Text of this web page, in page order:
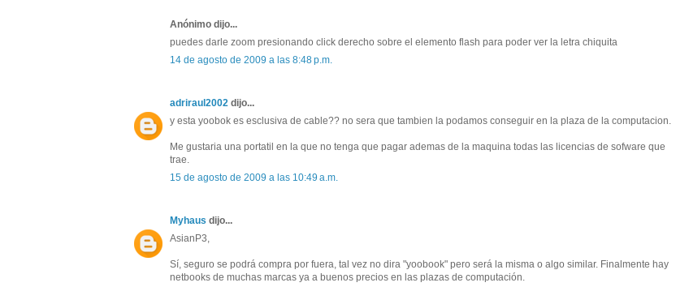
Anónimo dijo...
puedes darle zoom presionando click derecho sobre el elemento flash para poder ver la letra chiquita
14 de agosto de 2009 a las 8:48 p.m.
adriraul2002 dijo...
y esta yoobok es esclusiva de cable?? no sera que tambien la podamos conseguir en la plaza de la computacion.
Me gustaria una portatil en la que no tenga que pagar ademas de la maquina todas las licencias de sofware que
trae.
15 de agosto de 2009 a las 10:49 a.m.
Myhaus dijo...
AsianP3,
Sí, seguro se podrá compra por fuera, tal vez no dira "yoobook" pero será la misma o algo similar. Finalmente hay
netbooks de muchas marcas ya a buenos precios en las plazas de computación.